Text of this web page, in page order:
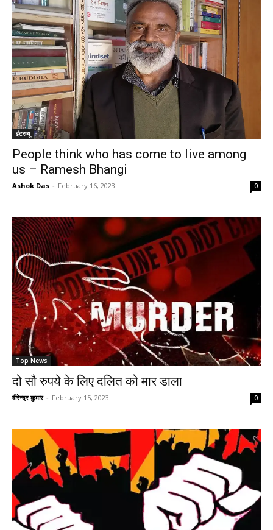
इंटरव्यू
People think who has come to live among
us – Ramesh Bhangi
Ashok Das - February 16, 2023 0
Top News
दो सौ रुपये के लिए दलित को मार डाला
वीरेन्द्र कुमार - February 15, 2023 0